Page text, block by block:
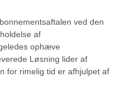
ved den
af
ophæve
Løsning lider af
for rimelig tid er afhjulpet af